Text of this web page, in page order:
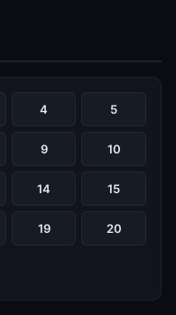
4 5
9 10
14 15
19 20